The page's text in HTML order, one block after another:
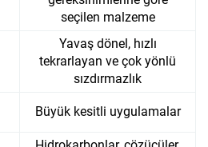
seçilen malzeme
Yavaş dönel, hızlı
tekrarlayan ve çok yönlü
sızdırmazlık
Büyük kesitli uygulamalar